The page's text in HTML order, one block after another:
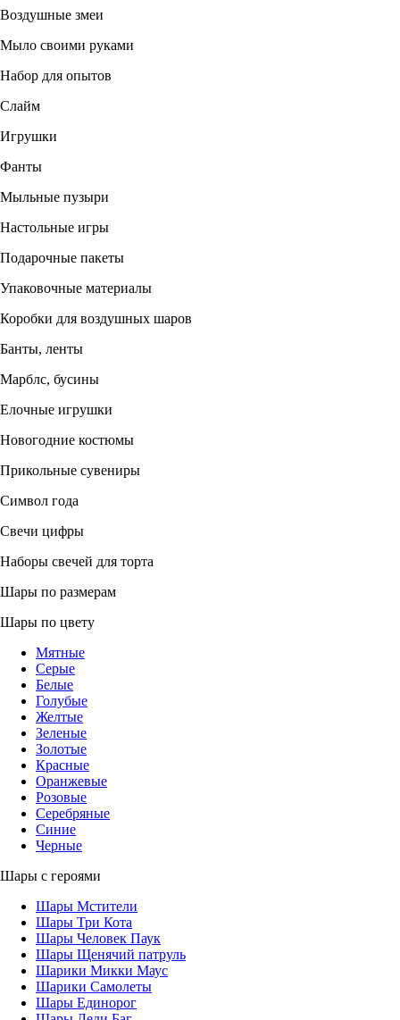
Воздушные змеи
Мыло своими руками
Набор для опытов
Слайм
Игрушки
Фанты
Мыльные пузыри
Настольные игры
Подарочные пакеты
Упаковочные материалы
Коробки для воздушных шаров
Банты, ленты
Марблс, бусины
Елочные игрушки
Новогодние костюмы
Прикольные сувениры
Символ года
Свечи цифры
Наборы свечей для торта
Шары по размерам
Шары по цвету
Мятные
Серые
Белые
Голубые
Желтые
Зеленые
Золотые
Красные
Оранжевые
Розовые
Серебряные
Синие
Черные
Шары с героями
Шары Мстители
Шары Три Кота
Шары Человек Паук
Шары Щенячий патруль
Шарики Микки Маус
Шарики Самолеты
Шары Единорог